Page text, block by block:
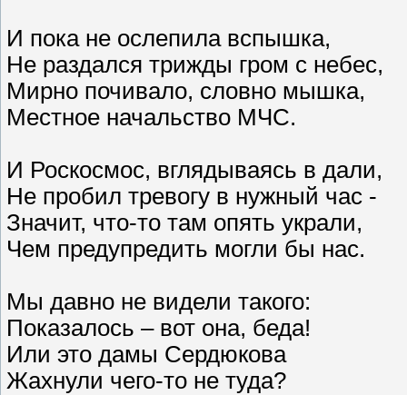
И пока не ослепила вспышка,
Не раздался трижды гром с небес,
Мирно почивало, словно мышка,
Местное начальство МЧС.
И Роскосмос, вглядываясь в дали,
Не пробил тревогу в нужный час -
Значит, что-то там опять украли,
Чем предупредить могли бы нас.
Мы давно не видели такого:
Показалось – вот она, беда!
Или это дамы Сердюкова
Жахнули чего-то не туда?